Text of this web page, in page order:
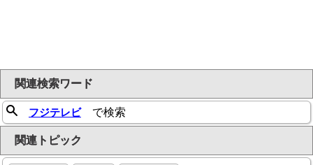
関連検索ワード
フジテレビで検索
関連トピック